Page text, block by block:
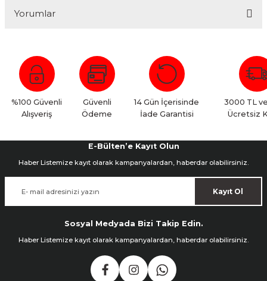
Yorumlar
Bu ürüne ilk yorumu siz yapın!
Yorum Yaz
%100 Güvenli
Alışveriş
Güvenli
Ödeme
14 Gün İçerisinde
İade Garantisi
3000 TL
Ücretsiz
E-Bülten’e Kayıt Olun
Haber Listemize kayıt olarak kampanyalardan, haberdar olabilirsiniz.
Kayıt Ol
Sosyal Medyada Bizi Takip Edin.
Haber Listemize kayıt olarak kampanyalardan, haberdar olabilirsiniz.